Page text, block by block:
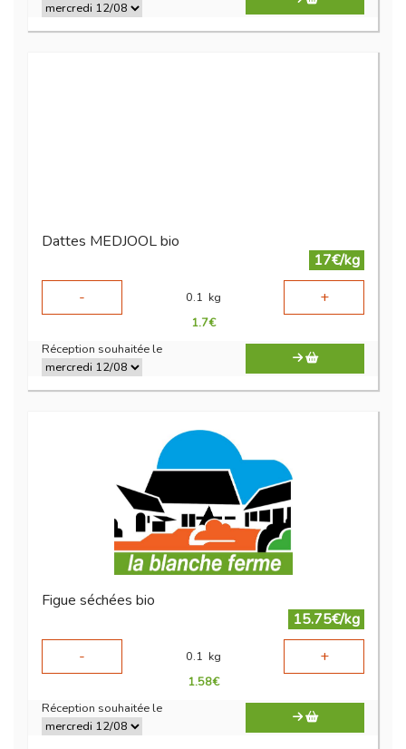
Dattes MEDJOOL bio
17€/kg
-
0.1 kg +
1.7€
Réception souhaitée le
Figue séchées bio
15.75€/kg
-
0.1 kg +
1.58€
Réception souhaitée le